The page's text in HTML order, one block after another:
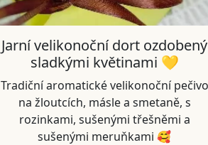
Jarní velikonoční dort ozdobený
sladkými květinami 💛
Tradiční aromatické velikonoční pečivo
na žloutcích, másle a smetaně, s
rozinkami, sušenými třešněmi a
sušenými meruňkami 🥰